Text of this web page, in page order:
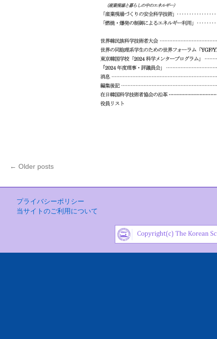
← Older posts
プライバシーポリシー
当サイトのご利用について